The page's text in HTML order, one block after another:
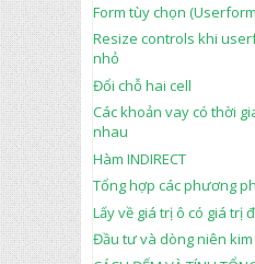
Form tùy chọn
Resize controls khi
nhỏ
Đổi chỗ hai cell
Các khoản vay có thời
nhau
Hàm INDIRECT
Tổng hợp các phương
Lấy về giá trị ô có giá trị
Đầu tư và dòng niên kim